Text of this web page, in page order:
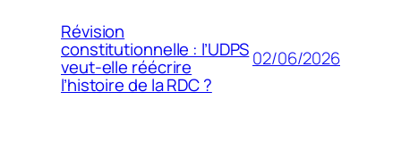
Révision
constitutionnelle : l’UDPS
veut-elle réécrire
l’histoire de la RDC ?
02/06/2026